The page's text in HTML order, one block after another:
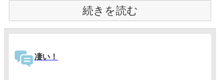
続きを読む
凄い！